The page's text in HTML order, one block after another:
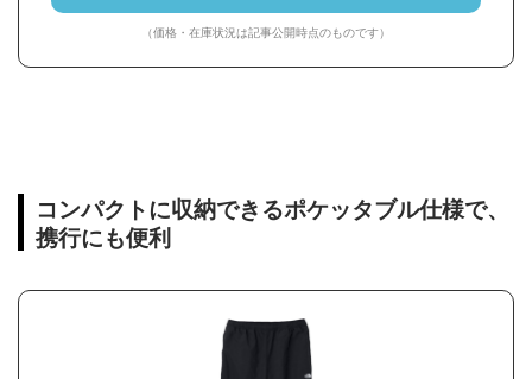
（価格・在庫状況は記事公開時点のものです）
コンパクトに収納できるポケッタブル仕様で、
携行にも便利